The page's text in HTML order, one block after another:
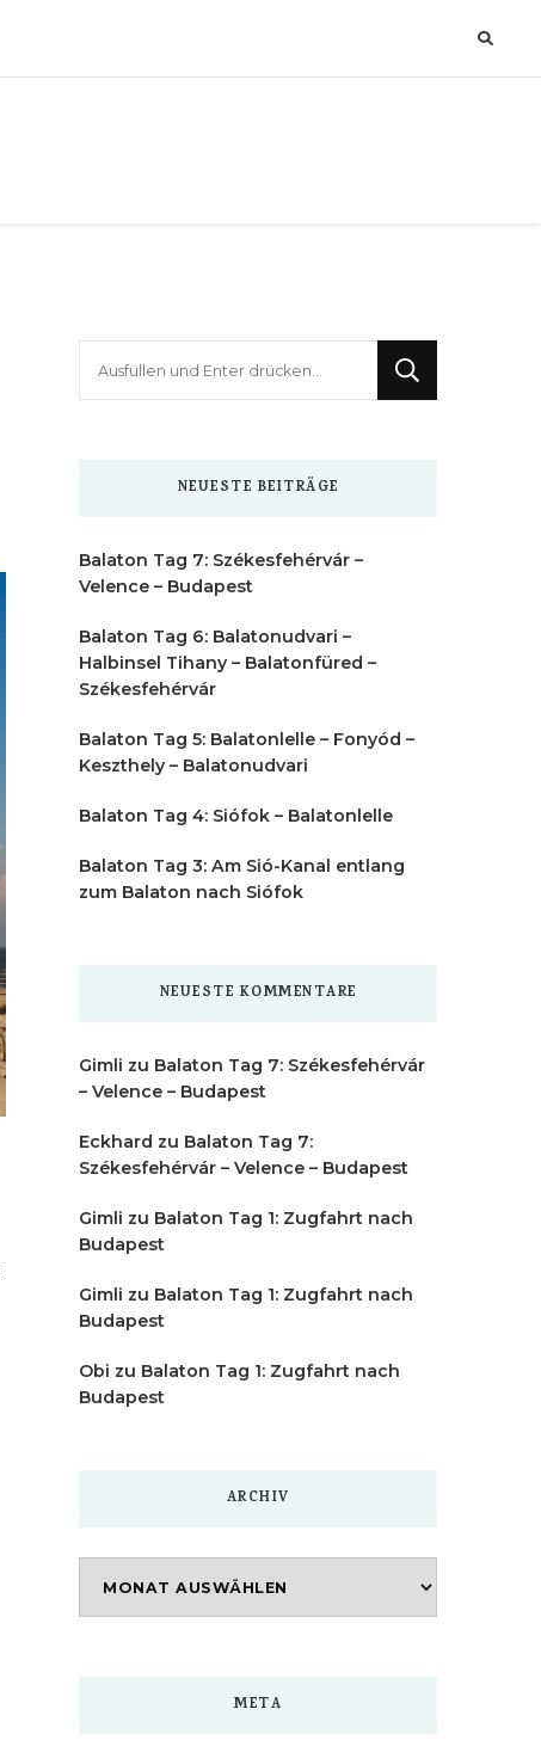
NEUESTE BEITRÄGE
Balaton Tag 7: Székesfehérvár –
Velence – Budapest
Balaton Tag 6: Balatonudvari –
Halbinsel Tihany – Balatonfüred –
Székesfehérvár
Balaton Tag 5: Balatonlelle – Fonyód –
Keszthely – Balatonudvari
Balaton Tag 4: Siófok – Balatonlelle
Balaton Tag 3: Am Sió-Kanal entlang
zum Balaton nach Siófok
NEUESTE KOMMENTARE
Gimli zu Balaton Tag 7: Székesfehérvár
– Velence – Budapest
Eckhard zu Balaton Tag 7:
Székesfehérvár – Velence – Budapest
Gimli zu Balaton Tag 1: Zugfahrt nach
Budapest
Gimli zu Balaton Tag 1: Zugfahrt nach
Budapest
Obi zu Balaton Tag 1: Zugfahrt nach
Budapest
ARCHIV
META